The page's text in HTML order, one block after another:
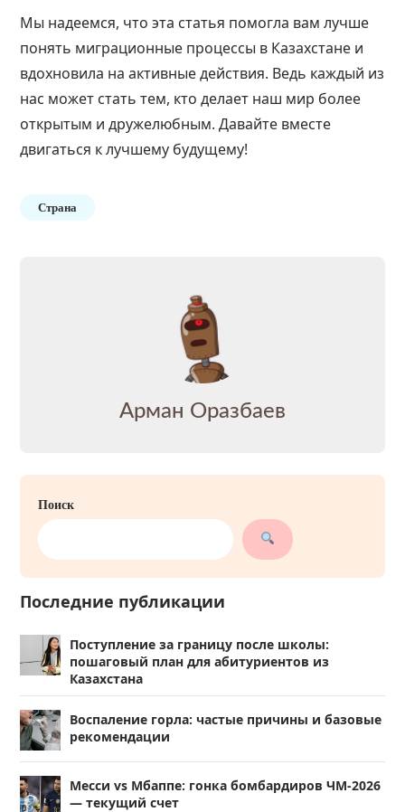
Мы надеемся, что эта статья помогла вам лучше
понять миграционные процессы в Казахстане и
вдохновила на активные действия. Ведь каждый из
нас может стать тем, кто делает наш мир более
открытым и дружелюбным. Давайте вместе
двигаться к лучшему будущему!
Страна
Арман Оразбаев
Поиск
Последние публикации
Поступление за границу после школы:
пошаговый план для абитуриентов из
Казахстана
Воспаление горла: частые причины и базовые
рекомендации
Месси vs Мбаппе: гонка бомбардиров ЧМ-2026
— текущий счет